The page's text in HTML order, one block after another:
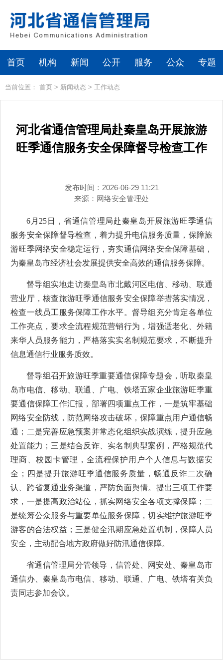
首页 机构 新闻 公开 服务 公众 专题
当前位置： 首页 > 新闻动态 > 工作动态
河北省通信管理局赴秦皇岛开展旅游
旺季通信服务安全保障督导检查工作
发布时间：2026-06-29 11:21
来源： 网络安全管理处
6月25日，省通信管理局赴秦皇岛开展旅游旺季通信
服务安全保障督导检查，着力提升电信服务质量，保障旅
游旺季网络安全稳定运行，夯实通信网络安全保障基础，
为秦皇岛市经济社会发展提供安全高效的通信服务保障。
督导组实地走访秦皇岛市北戴河区电信、移动、联通
营业厅，核查旅游旺季通信服务安全保障举措落实情况，
检查一线员工服务保障工作水平。督导组充分肯定各单位
工作亮点，要求全流程规范营销行为，增强适老化、外籍
来华人员服务能力，严格落实实名制规范要求，不断提升
信息通信行业服务质效。
督导组召开旅游旺季重要通信保障专题会，听取秦皇
岛市电信、移动、联通、广电、铁塔五家企业旅游旺季重
要通信保障工作汇报，部署四项重点工作，一是筑牢基础
网络安全防线，防范网络攻击破坏，保障重点用户通信畅
通；二是完善应急预案并常态化组织实战演练，提升应急
处置能力；三是结合反诈、实名制典型案例，严格规范代
理商、校园卡管理，全流程保护用户个人信息与数据安
全；四是提升旅游旺季通信服务质量，畅通反诈二次确
认、跨省复通业务渠道，严防负面舆情。提出三项工作要
求，一是提高政治站位，抓实网络安全各项支撑保障；二
是统筹公众服务与重要单位服务保障，切实维护旅游旺季
游客的合法权益；三是健全汛期应急处置机制，保障人员
安全，主动配合地方政府做好防汛通信保障。
省通信管理局分管领导，信管处、网安处、秦皇岛市
通信办、秦皇岛市电信、移动、联通、广电、铁塔有关负
责同志参加会议。